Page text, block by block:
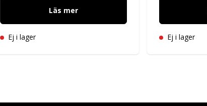
Läs mer
Ej i lager Ej i lager